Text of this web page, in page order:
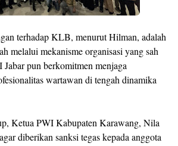
terhadap KLB, menurut Hilman, adalah
melalui mekanisme organisasi yang sah
pun berkomitmen menjaga
wartawan di tengah dinamika
Ketua PWI Kabupaten Karawang, Nila
diberikan sanksi tegas kepada anggota